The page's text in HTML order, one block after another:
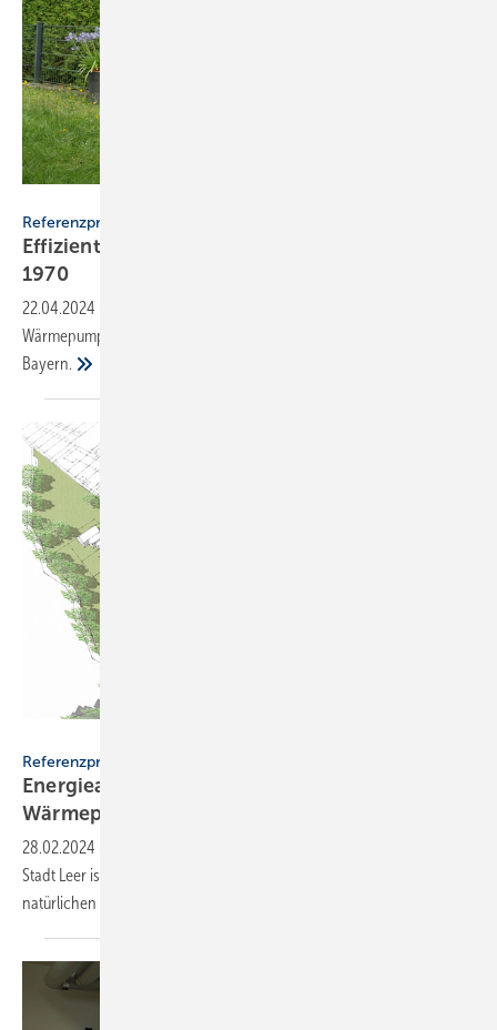
Referenzprojekt
Effiziente Heiztechnik für Einfamilienhaus Bauj.
1970
22.04.2024
Wärmepumpe CHA von Wolf für ein Einfamilienhaus Bauj.1970 in
Bayern.
Referenzprojekt Wolf
Energieautark wohnen im
Wärmepumpenquartier
28.02.2024
Stadt Leer ist u.a. Wärmepumpentechnologie von Wolf mit dem
natürlichen Kältemittel Propan im